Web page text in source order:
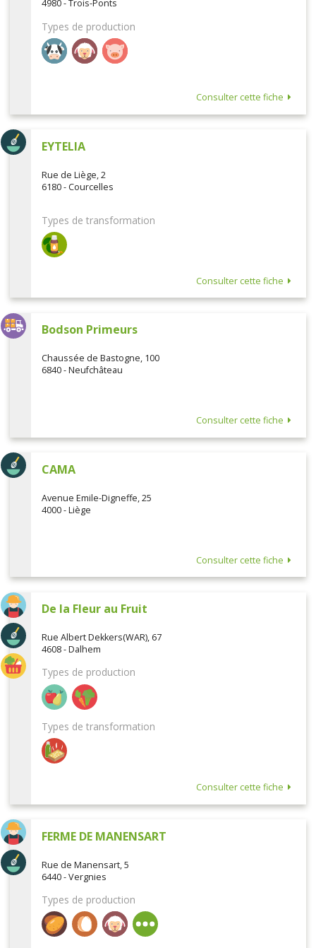
4980 - Trois-Ponts
Types de production
Consulter cette fiche
EYTELIA
Rue de Liège, 2
6180 - Courcelles
Types de transformation
Consulter cette fiche
Bodson Primeurs
Chaussée de Bastogne, 100
6840 - Neufchâteau
Consulter cette fiche
CAMA
Avenue Emile-Digneffe, 25
4000 - Liège
Consulter cette fiche
De la Fleur au Fruit
Rue Albert Dekkers(WAR), 67
4608 - Dalhem
Types de production
Types de transformation
Consulter cette fiche
FERME DE MANENSART
Rue de Manensart, 5
6440 - Vergnies
Types de production